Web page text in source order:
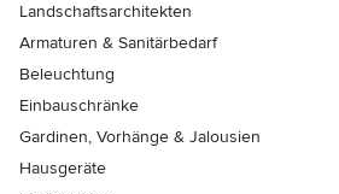
Landschaftsarchitekten
Armaturen & Sanitärbedarf
Beleuchtung
Einbauschränke
Gardinen, Vorhänge & Jalousien
Hausgeräte